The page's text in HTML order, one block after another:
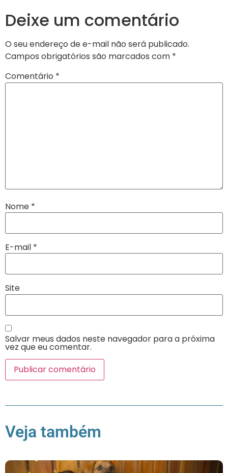
Deixe um comentário
O seu endereço de e-mail não será publicado.
Campos obrigatórios são marcados com *
Comentário *
Nome *
E-mail *
Site
Salvar meus dados neste navegador para a próxima
vez que eu comentar.
Veja também